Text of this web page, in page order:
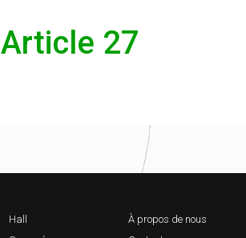
Article 27
Hall
À propos de nous